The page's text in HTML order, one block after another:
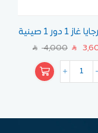
1 دور 1 صينية
SAR 4,000 SAR